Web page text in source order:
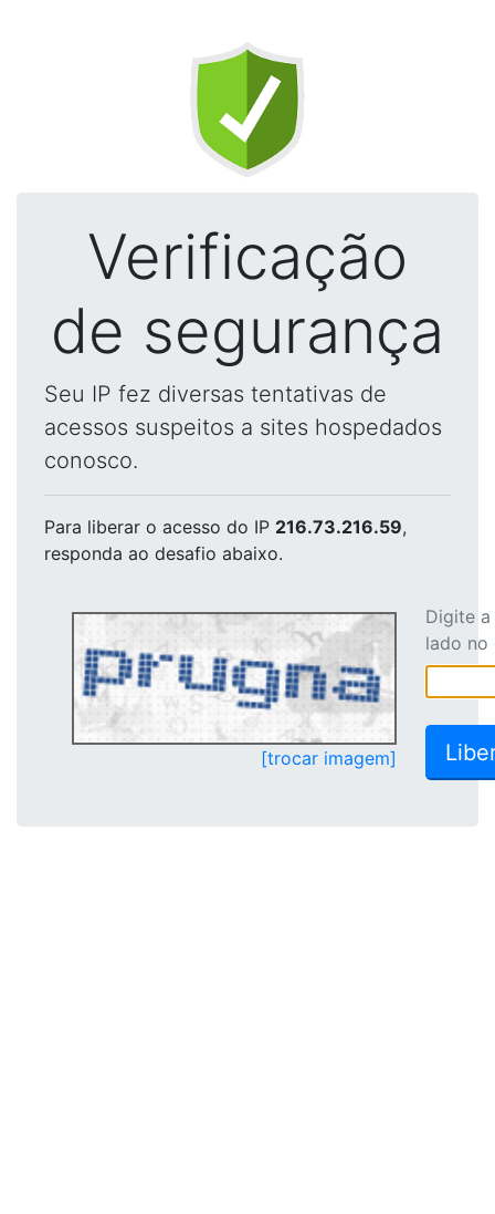
Verificação
de segurança
Seu IP fez diversas tentativas de
acessos suspeitos a sites hospedados
conosco.
Para liberar o acesso do IP 216.73.216.59,
responda ao desafio abaixo.
[trocar imagem]
Digite
lado no